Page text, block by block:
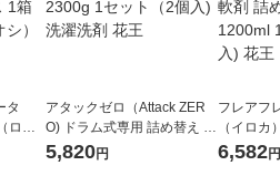
タ
ハ
ルレ
アタックゼロ（Attack ZER
O) ドラム式専用 詰め替え メ
ガジャンボ 2300g 1セット
（2個入) 洗濯洗剤 花王
5,820円
フレアフ
（イロカ
ーの香り
特大
6,582円